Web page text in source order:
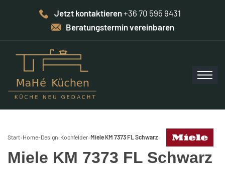
Jetzt kontaktieren+36 70 595 9431
Beratungstermin vereinbaren
Start› Home-Design› Kochfelder›Miele KM 7373 FL Schwarz
Miele KM 7373 FL Schwarz